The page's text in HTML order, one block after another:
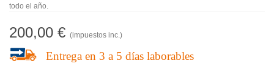
todo el año.
200,00 € (impuestos inc.)
Entrega en 3 a 5 días laborables